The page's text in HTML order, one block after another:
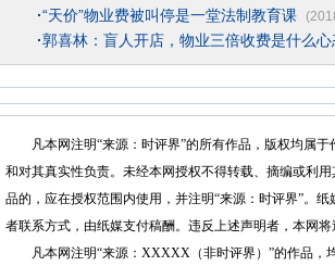
·“天价”物业费被叫停是一堂法制教育课
·郭喜林：盲人开店，物业三倍收费是什么心
凡本网注明“来源：时评界”的所有作品，版权均属于
和对其真实性负责。未经本网授权不得转载、摘编或利
品的，应在授权范围内使用，并注明“来源：时评界”。
者联系方式，由纸媒支付稿酬。违反上述声明者，本网将
凡本网注明“来源：XXXXX（非时评界）”的作品，